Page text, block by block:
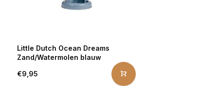
Little Dutch Ocean Dreams
Zand/Watermolen blauw
€9,95